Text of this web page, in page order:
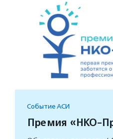
Событие АСИ
Премия «НКО-